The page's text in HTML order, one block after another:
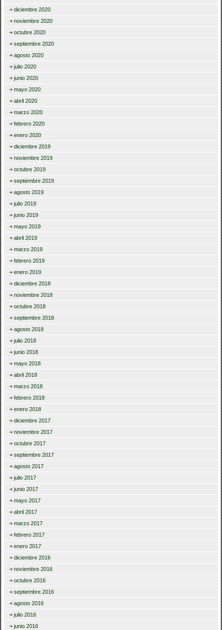
diciembre 2020
noviembre 2020
octubre 2020
septiembre 2020
agosto 2020
julio 2020
junio 2020
mayo 2020
abril 2020
marzo 2020
febrero 2020
enero 2020
diciembre 2019
noviembre 2019
octubre 2019
septiembre 2019
agosto 2019
julio 2019
junio 2019
mayo 2019
abril 2019
marzo 2019
febrero 2019
enero 2019
diciembre 2018
noviembre 2018
octubre 2018
septiembre 2018
agosto 2018
julio 2018
junio 2018
mayo 2018
abril 2018
marzo 2018
febrero 2018
enero 2018
diciembre 2017
noviembre 2017
octubre 2017
septiembre 2017
agosto 2017
julio 2017
junio 2017
mayo 2017
abril 2017
marzo 2017
febrero 2017
enero 2017
diciembre 2016
noviembre 2016
octubre 2016
septiembre 2016
agosto 2016
julio 2016
junio 2016